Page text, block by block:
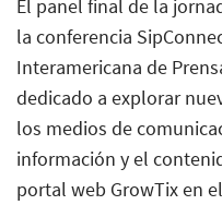
El panel final de la
la conferencia
Interamericana de
dedicado a explorar
los medios de
información y el
portal web GrowTix en